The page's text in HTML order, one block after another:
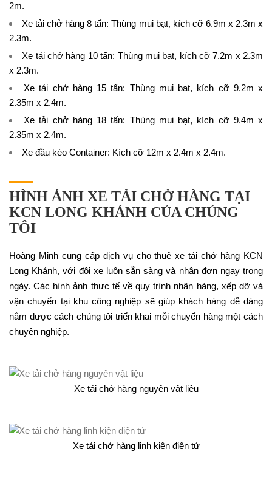
2m.
Xe tải chở hàng 8 tấn: Thùng mui bạt, kích cỡ 6.9m x 2.3m x
2.3m.
Xe tải chở hàng 10 tấn: Thùng mui bạt, kích cỡ 7.2m x 2.3m
x 2.3m.
Xe tải chở hàng 15 tấn: Thùng mui bạt, kích cỡ 9.2m x
2.35m x 2.4m.
Xe tải chở hàng 18 tấn: Thùng mui bạt, kích cỡ 9.4m x
2.35m x 2.4m.
Xe đầu kéo Container: Kích cỡ 12m x 2.4m x 2.4m.
HÌNH ẢNH XE TẢI CHỞ HÀNG TẠI
KCN LONG KHÁNH CỦA CHÚNG
TÔI
Hoàng Minh cung cấp dịch vụ cho thuê xe tải chở hàng KCN
Long Khánh, với đội xe luôn sẵn sàng và nhận đơn ngay trong
ngày. Các hình ảnh thực tế về quy trình nhận hàng, xếp dỡ và
vận chuyển tại khu công nghiệp sẽ giúp khách hàng dễ dàng
nắm được cách chúng tôi triển khai mỗi chuyến hàng một cách
chuyên nghiệp.
Xe tải chở hàng nguyên vật liệu
Xe tải chở hàng linh kiện điện tử